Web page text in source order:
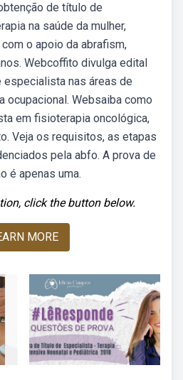
de título de
na saúde da mulher,
o apoio da abrafism,
Webcoffito divulga edital
nas áreas de
ocupacional. Websaiba como
em fisioterapia oncológica,
Veja os requisitos, as etapas
pela abfo. A prova de
é apenas uma.
click the button below.
MORE